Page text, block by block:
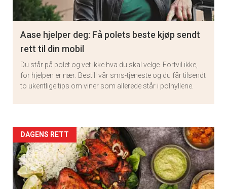
Aase hjelper deg: Få polets beste kjøp sendt
rett til din mobil
Du står på polet og vet ikke hva du skal velge. Fortvil ikke,
for hjelpen er nær: Bestill vår sms-tjeneste og du får tilsendt
to ukentlige tips om viner som allerede står i polhyllene.
Artikler
detail
-
DAGENS RETT